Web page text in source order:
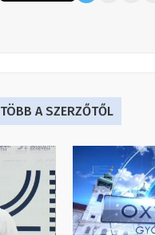
TÖBB A SZERZŐTŐL